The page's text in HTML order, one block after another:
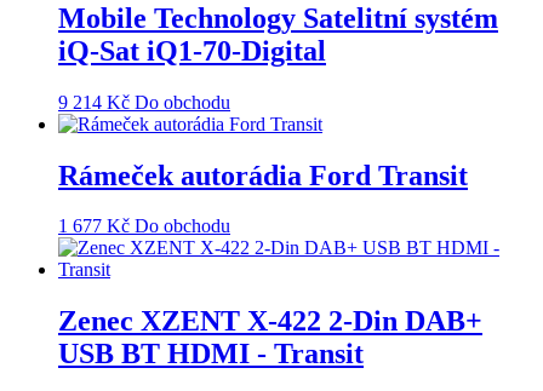
Mobile Technology Satelitní systém
iQ-Sat iQ1-70-Digital
9 214 Kč Do obchodu
Rámeček autorádia Ford Transit
1 677 Kč Do obchodu
Zenec XZENT X-422 2-Din DAB+
USB BT HDMI - Transit